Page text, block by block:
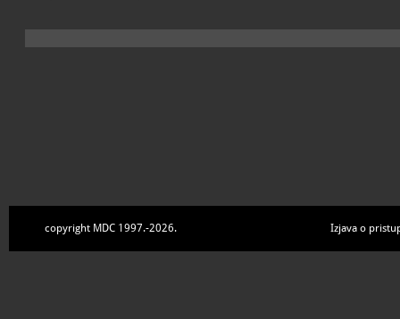
copyright MDC 1997.-2026. Izjava o